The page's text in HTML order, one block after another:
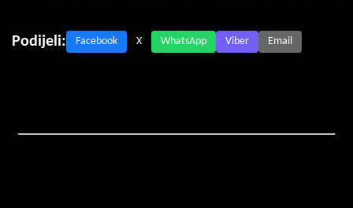
Podijeli: Facebook X WhatsApp Viber Email